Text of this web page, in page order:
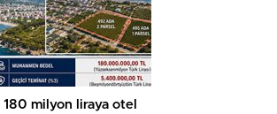
180 milyon liraya otel